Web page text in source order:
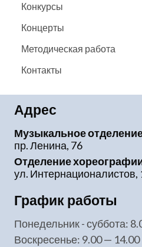
Конкурсы
Концерты
Методическая работа
Контакты
Адрес
Музыкальное
пр. Ленина, 76
Отделение
ул. Интернационалистов,
График работы
понедельник - суббота:
воскресенье: 9.00 — 14.00